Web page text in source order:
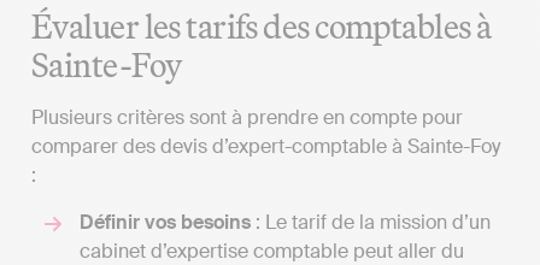
Évaluer les tarifs des comptables à
Sainte-Foy
Plusieurs critères sont à prendre en compte pour
comparer des devis d’expert-comptable à Sainte-Foy
:
Définir vos besoins : Le tarif de la mission d’un
cabinet d’expertise comptable peut aller du